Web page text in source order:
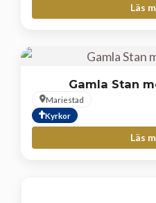
Läs
Gamla Stan
Mariestad
Kyrkor
Läs